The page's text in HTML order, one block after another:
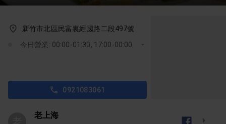
新竹市北區民富裏經國路二段497號
今日營業: 00:00-01:30, 17:00-00:00
0921083061
老上海